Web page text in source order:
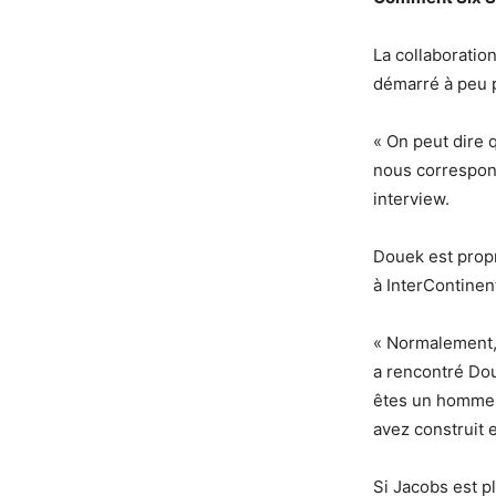
La
démarré à peu
« On peut dire
nous
interview.
Douek est
à
«
a rencontré
êtes un
avez construit
Si Jacobs est